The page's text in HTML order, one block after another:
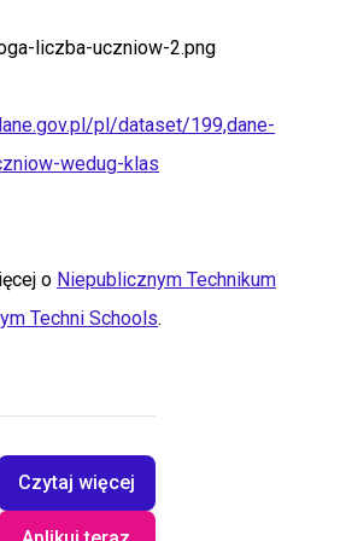
pl/dataset/199,dane-
wedug-klas
o Niepublicznym Technikum
Techni Schools.
Czytaj więcej